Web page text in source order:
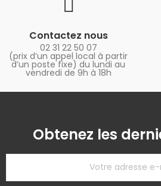
Contactez nous
02 31 22 50 07
(prix d’un appel local à partir
d’un poste fixe) du lundi au
vendredi de 9h à 18h
Obtenez les